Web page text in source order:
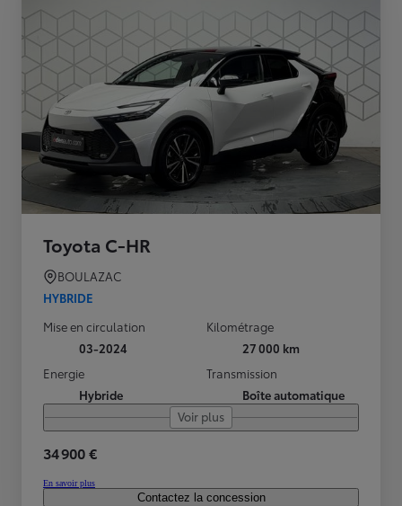
Toyota C-HR
BOULAZAC
HYBRIDE
Mise en circulation
03-2024
Kilométrage
27 000 km
Energie
Hybride
Transmission
Boîte automatique
Voir plus
34 900 €
En savoir plus
Contactez la concession